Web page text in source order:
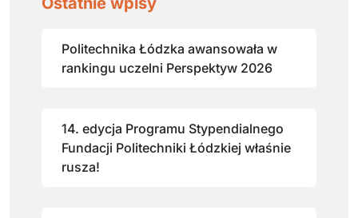
Politechnika Łódzka awansowała w
rankingu uczelni Perspektyw 2026
14. edycja Programu Stypendialnego
Fundacji Politechniki Łódzkiej właśnie
rusza!